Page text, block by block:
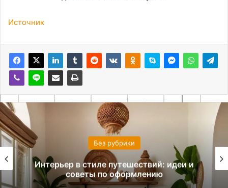
Источник
Без рубрики
Интерьер в стиле путешествий: идеи и
советы по оформлению